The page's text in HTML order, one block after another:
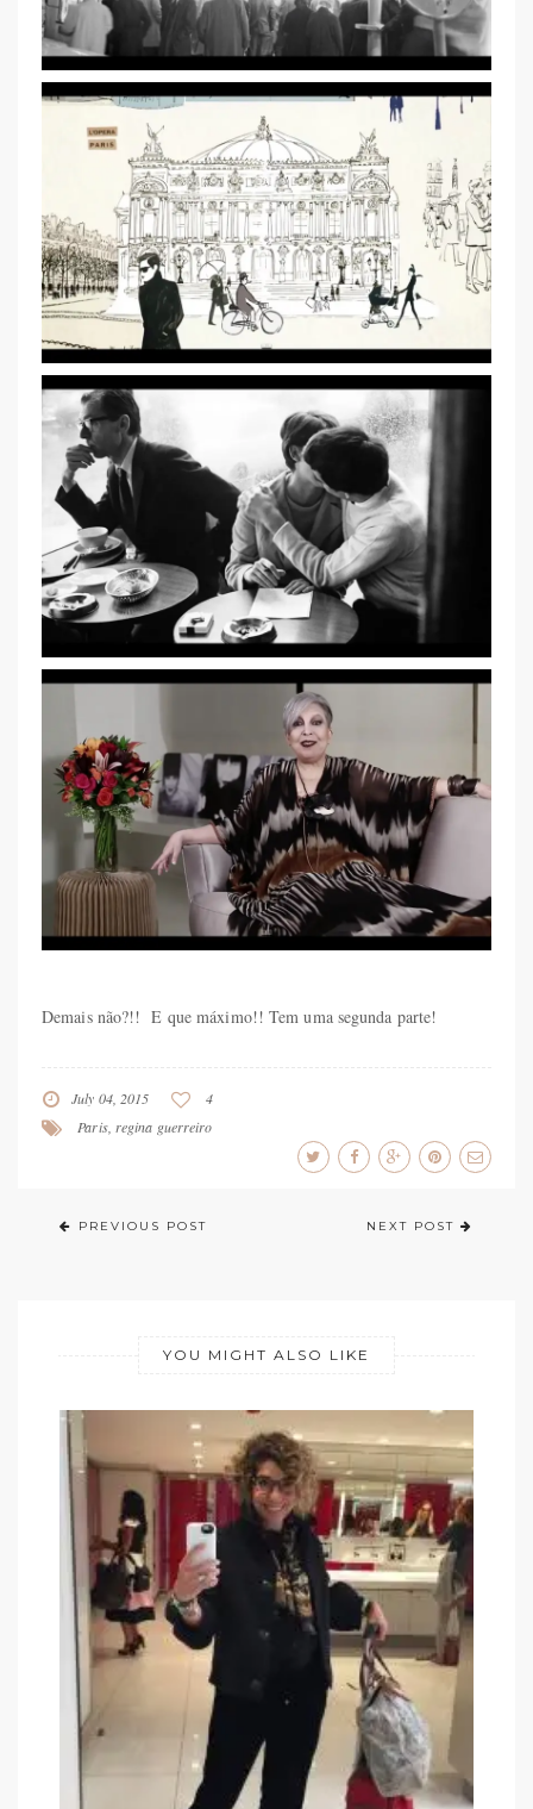
Demais não?!! E que máximo!! Tem uma segunda parte!
July 04, 2015
4
Paris, regina guerreiro
PREVIOUS POST NEXT POST
YOU MIGHT ALSO LIKE